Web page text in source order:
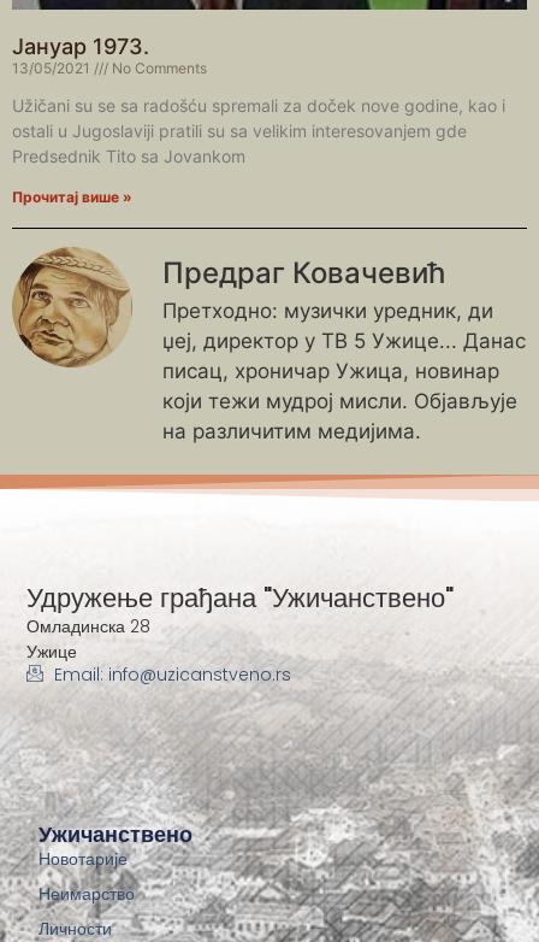
Јануар 1973.
13/05/2021 No Comments
Užičani su se sa radošću spremali za doček nove godine, kao i
ostali u Jugoslaviji pratili su sa velikim interesovanjem gde
Predsednik Tito sa Jovankom
Прочитај више »
Предраг Ковачевић
Претходно: музички уредник, ди
џеј, директор у ТВ 5 Ужице... Данас
писац, хроничар Ужица, новинар
који тежи мудрој мисли. Објављује
на различитим медијима.
Ужичанствено
Новотарије
Неимарство
Личности
Удружење грађана "Ужичанствено"
Омладинска 28
Ужице
Email: info@uzicanstveno.rs